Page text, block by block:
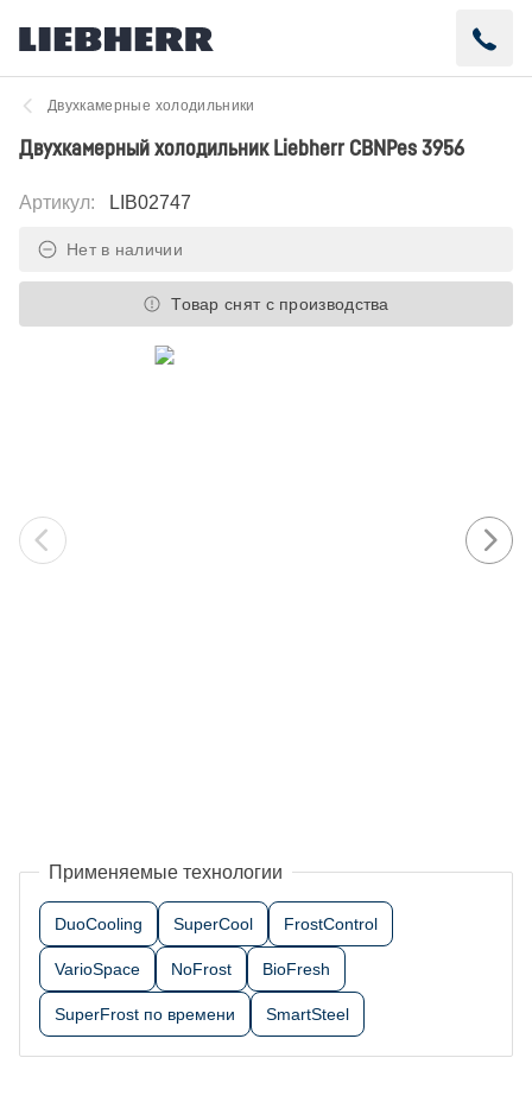
Двухкамерные холодильники
Двухкамерный холодильник Liebherr CBNPes 3956
Артикул: LIB02747
Нет в наличии
Товар снят с производства
Применяемые технологии
DuoCooling SuperCool FrostControl
VarioSpace NoFrost BioFresh
SuperFrost по времени SmartSteel